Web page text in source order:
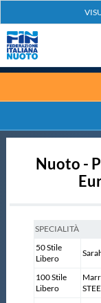
Nuoto
Tuffi
Fondo
Nuoto -
SPECIALITÀ
50 Stile
Libero
100 Stile
Libero